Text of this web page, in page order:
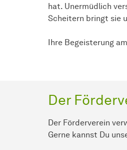
hat. Unermüdlich
Scheitern bringt sie
Ihre Begeisterung
Der
Der Förderverein
Gerne kannst Du